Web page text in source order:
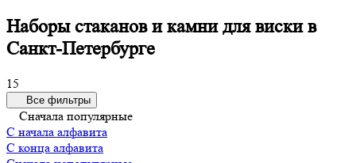
Наборы стаканов и камни для виски в
Санкт-Петербурге
15
Все фильтры
Сначала популярные
С начала алфавита
С конца алфавита